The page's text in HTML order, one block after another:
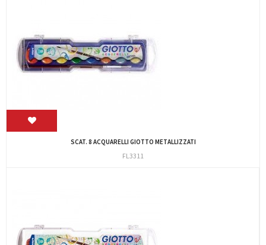
SCAT. 8 ACQUARELLI GIOTTO METALLIZZATI
FL3311